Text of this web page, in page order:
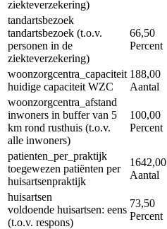
ziekteverzekering)
tandartsbezoek
tandartsbezoek (t.o.v.
personen in de
ziekteverzekering)
66,50
Percent
woonzorgcentra_capaciteit
huidige capaciteit WZC
188,00
Aantal
woonzorgcentra_afstand
inwoners in buffer van 5
km rond rusthuis (t.o.v.
alle inwoners)
100,00
Percent
patienten_per_praktijk
toegewezen patiënten per
huisartsenpraktijk
1642,00
Aantal
huisartsen
voldoende huisartsen: eens
(t.o.v. respons)
73,50
Percent